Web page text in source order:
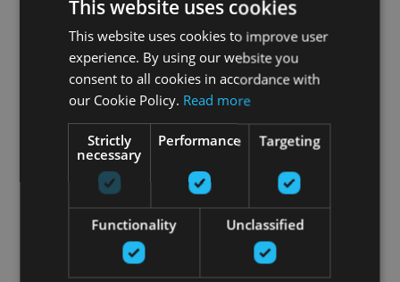
This website uses cookies
This website uses cookies to improve user
experience. By using our website you
consent to all cookies in accordance with
our Cookie Policy. Read more
Strictly
necessary
Performance Targeting
Functionality Unclassified